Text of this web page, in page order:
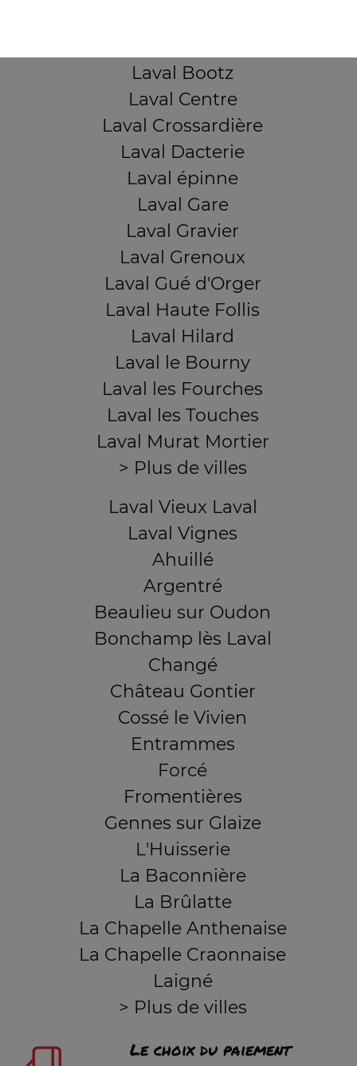
Laval Bootz
Laval Centre
Laval Crossardière
Laval Dacterie
Laval épinne
Laval Gare
Laval Gravier
Laval Grenoux
Laval Gué d'Orger
Laval Haute Follis
Laval Hilard
Laval le Bourny
Laval les Fourches
Laval les Touches
Laval Murat Mortier
> Plus de villes
Laval Vieux Laval
Laval Vignes
Ahuillé
Argentré
Beaulieu sur Oudon
Bonchamp lès Laval
Changé
Château Gontier
Cossé le Vivien
Entrammes
Forcé
Fromentières
Gennes sur Glaize
L'Huisserie
La Baconnière
La Brûlatte
La Chapelle Anthenaise
La Chapelle Craonnaise
Laigné
> Plus de villes
Le choix du paiement